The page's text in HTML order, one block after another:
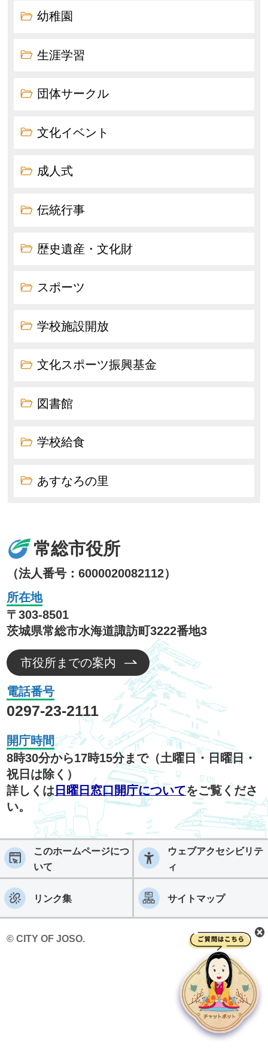
幼稚園
生涯学習
団体サークル
文化イベント
成人式
伝統行事
歴史遺産・文化財
スポーツ
学校施設開放
文化スポーツ振興基金
図書館
学校給食
あすなろの里
常総市役所
（法人番号：6000020082112）
所在地
〒303-8501
茨城県常総市水海道諏訪町3222番地3
市役所までの案内
電話番号
0297-23-2111
開庁時間
8時30分から17時15分まで（土曜日・日曜日・
祝日は除く）
詳しくは 日曜日窓口開庁についてをご覧くださ
い。
このホームページにつ
いて
ウェブアクセシビリテ
ィ
リンク集 サイトマップ
© CITY OF JOSO.